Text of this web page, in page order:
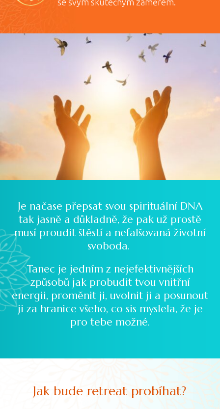
se svým skutečným záměrem.
Je načase přepsat svou spirituální DNA
tak jasně a důkladně, že pak už prostě
musí proudit štěstí a nefalšovaná životní
svoboda.
Tanec je jedním z nejefektivnějších
způsobů jak probudit tvou vnitřní
energii, proměnit ji, uvolnit ji a posunout
ji za hranice všeho, co sis myslela, že je
pro tebe možné.
Jak bude retreat probíhat?